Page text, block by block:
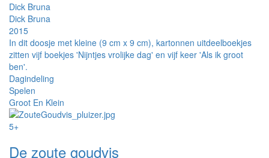
Dick Bruna
Dick Bruna
2015
In dit doosje met kleine (9 cm x 9 cm), kartonnen uitdeelboekjes
zitten vijf boekjes 'Nijntjes vrolijke dag' en vijf keer 'Als ik groot
ben'.
Dagindeling
Spelen
Groot En Klein
5+
De zoute goudvis